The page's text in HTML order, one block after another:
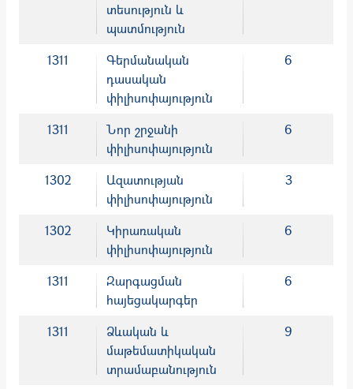
տեսություն և
պատմություն
1311
Գերմանական
դասական
փիլիսոփայություն
6
1311
Նոր շրջանի
փիլիսոփայություն
6
1302
Ազատության
փիլիսոփայություն
3
1302
Կիրառական
փիլիսոփայություն
6
1311
Զարգացման
հայեցակարգեր
6
1311
Ձևական և
մաթեմատիկական
տրամաբանություն
9